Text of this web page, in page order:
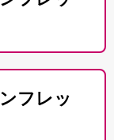
フレッ